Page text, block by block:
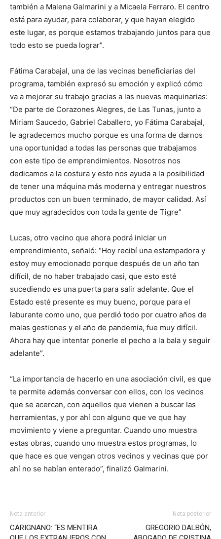
también a Malena Galmarini y a Micaela Ferraro. El centro
está para ayudar, para colaborar, y que hayan elegido
este lugar, es porque estamos trabajando juntos para que
todo esto se pueda lograr”.
Fátima Carabajal, una de las vecinas beneficiarias del
programa, también expresó su emoción y explicó cómo
va a mejorar su trabajo gracias a las nuevas maquinarias:
“De parte de Corazones Alegres, de Las Tunas, junto a
Miriam Saucedo, Gabriel Caballero, yo Fátima Carabajal,
le agradecemos mucho porque es una forma de darnos
una oportunidad a todas las personas que trabajamos
con este tipo de emprendimientos. Nosotros nos
dedicamos a la costura y esto nos ayuda a la posibilidad
de tener una máquina más moderna y entregar nuestros
productos con un buen terminado, de mayor calidad. Así
que muy agradecidos con toda la gente de Tigre”
Lucas, otro vecino que ahora podrá iniciar un
emprendimiento, señaló: “Hoy recibí una estampadora y
estoy muy emocionado porque después de un año tan
difícil, de no haber trabajado casi, que esto esté
sucediendo es una puerta para salir adelante. Que el
Estado esté presente es muy bueno, porque para el
laburante como uno, que perdió todo por cuatro años de
malas gestiones y el año de pandemia, fue muy difícil.
Ahora hay que intentar ponerle el pecho a la bala y seguir
adelante”.
“La importancia de hacerlo en una asociación civil, es que
te permite además conversar con ellos, con los vecinos
que se acercan, con aquellos que vienen a buscar las
herramientas, y por ahí con alguno que ve que hay
movimiento y viene a preguntar. Cuando uno muestra
estas obras, cuando uno muestra estos programas, lo
que hace es que vengan otros vecinos y vecinas que por
ahí no se habían enterado”, finalizó Galmarini.
Nota anterior
CARIGNANO: “ES MENTIRA
Nota posterior
GREGORIO DALBÓN,